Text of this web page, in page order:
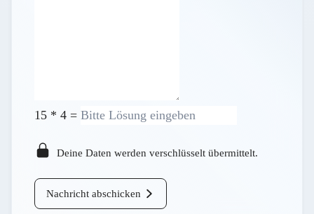
15 * 4 =
Deine Daten werden verschlüsselt übermittelt.
Nachricht abschicken